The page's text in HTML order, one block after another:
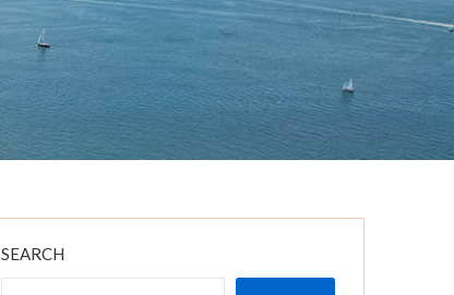
SEARCH